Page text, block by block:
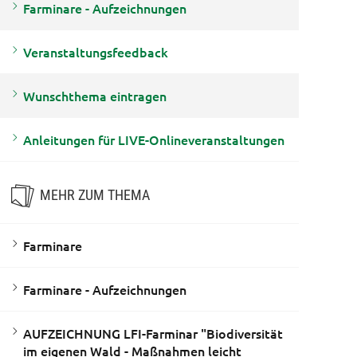
Farminare - Aufzeichnungen
Veranstaltungsfeedback
Wunschthema eintragen
Anleitungen für LIVE-Onlineveranstaltungen
MEHR ZUM THEMA
Farminare
Farminare - Aufzeichnungen
AUFZEICHNUNG LFI-Farminar "Biodiversität
im eigenen Wald - Maßnahmen leicht